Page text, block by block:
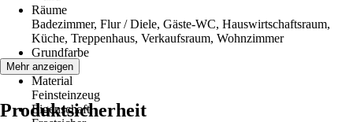
Räume
Badezimmer, Flur / Diele, Gäste-WC, Hauswirtschaftsraum,
Küche, Treppenhaus, Verkaufsraum, Wohnzimmer
Grundfarbe
Anthrazit
Material
Feinsteinzeug
Eigenschaft
Mehr anzeigen
Produktsicherheit